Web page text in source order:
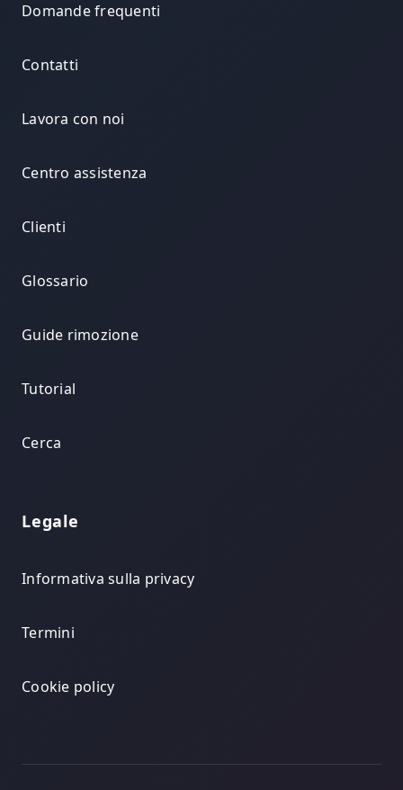
Domande frequenti
Contatti
Lavora con noi
Centro assistenza
Clienti
Glossario
Guide rimozione
Tutorial
Cerca
Legale
Informativa sulla privacy
Termini
Cookie policy